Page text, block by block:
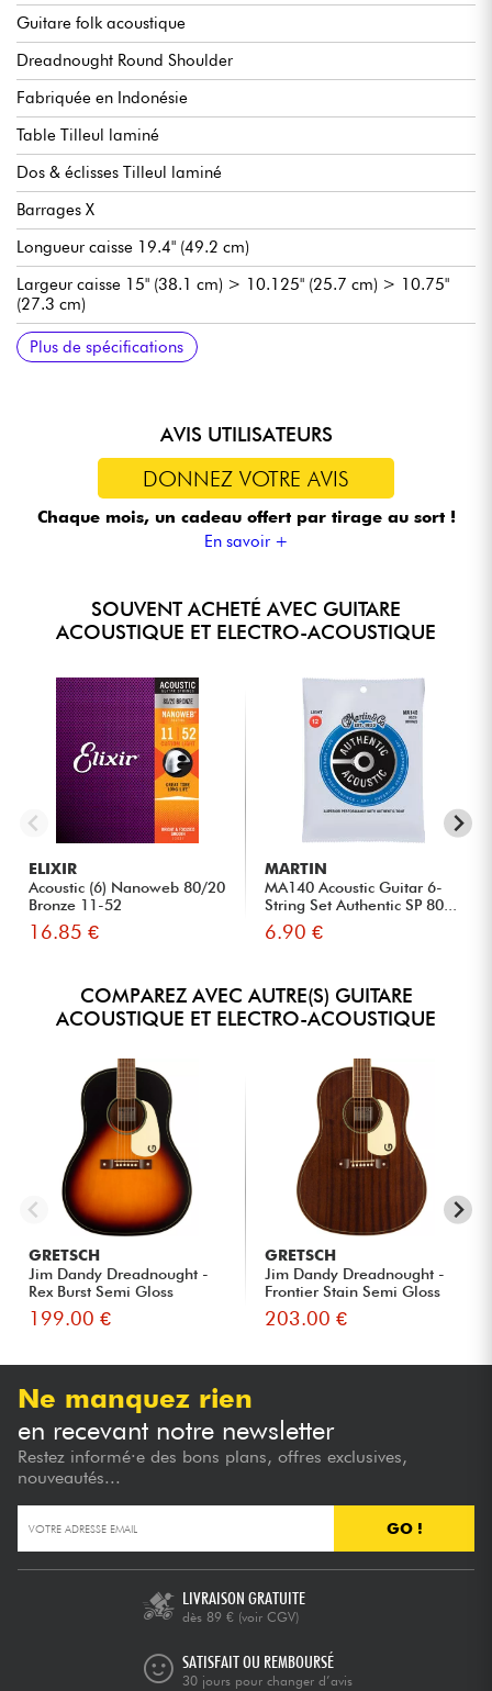
Guitare folk acoustique
Dreadnought Round Shoulder
Fabriquée en Indonésie
Table Tilleul laminé
Dos & éclisses Tilleul laminé
Barrages X
Longueur caisse 19.4" (49.2 cm)
Largeur caisse 15" (38.1 cm) > 10.125" (25.7 cm) > 10.75"
(27.3 cm)
Epaisseur caisse 4.5" (11.4 cm)
Manche Nato, profil C
Touche Noyer, 20x frettes style vintage (14 hors caisse)
Diapason 24.75"
Radius 12" (305 mm)
Largeur manche 1e frette 1.6825" (42.7 mm)
Mécaniques ouvertes Gretsch
Sillet de tête os synthétique
Tirants de cordes recommandés : Light
Plus de spécifications
AVIS UTILISATEURS
DONNEZ VOTRE AVIS
Chaque mois, un cadeau offert par tirage au sort !
En savoir +
SOUVENT ACHETÉ AVEC GUITARE
ACOUSTIQUE ET ELECTRO-ACOUSTIQUE
ELIXIR
Acoustic (6) Nanoweb 80/20
Bronze 11-52
16.85 €
MARTIN
MA140 Acoustic Guitar 6-
String Set Authentic SP 80...
6.90 €
COMPAREZ AVEC AUTRE(S) GUITARE
ACOUSTIQUE ET ELECTRO-ACOUSTIQUE
GRETSCH
Jim Dandy Dreadnought -
Rex Burst Semi Gloss
199.00 €
GRETSCH
Jim Dandy Dreadnought -
Frontier Stain Semi Gloss
203.00 €
Ne manquez rien
en recevant notre newsletter
Restez informé·e des bons plans, offres exclusives,
nouveautés...
GO !
LIVRAISON GRATUITE
dès 89 € (voir CGV)
SATISFAIT OU REMBOURSÉ
30 jours pour changer d’avis